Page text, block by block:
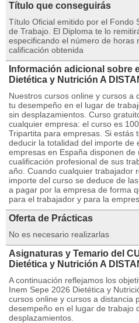
Título que conseguirás
Título Oficial emitido por el Fondo
de Trabajo. El Diploma te lo
especificando el número de horas
calificación obtenida
Información adicional sobre
Dietética y Nutrición A
Nuestros cursos online y cursos a
tu desempeño en el lugar de
sin desplazamientos. Curso
cualquier empresa: el curso es
Tripartita para empresas. Si estás
deducir la totalidad del importe de
empresas en España disponen
cualificación profesional de sus
año. Cuando cualquier trabajador
importe del curso se deduce de
a pagar por la empresa de forma
para el trabajador y para la
Oferta de Prácticas
No es necesario realizarlas
Asignaturas y Temario del
Dietética y Nutrición A
A continuación reflejamos los
Inem Sepe 2026 Dietética y
cursos online y cursos a distancia
desempeño en el lugar de trabajo
desplazamientos.